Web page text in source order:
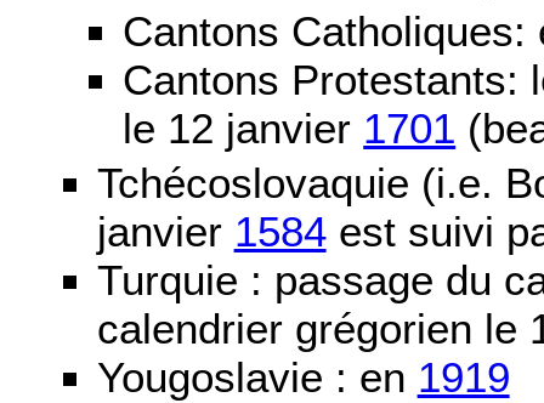
Cantons
Cantons Protestants:
le 12 janvier 1701
Tchécoslovaquie (i.e.
janvier 1584est suivi
Turquie : passage du
calendrier grégorien le
Yougoslavie : en 1919